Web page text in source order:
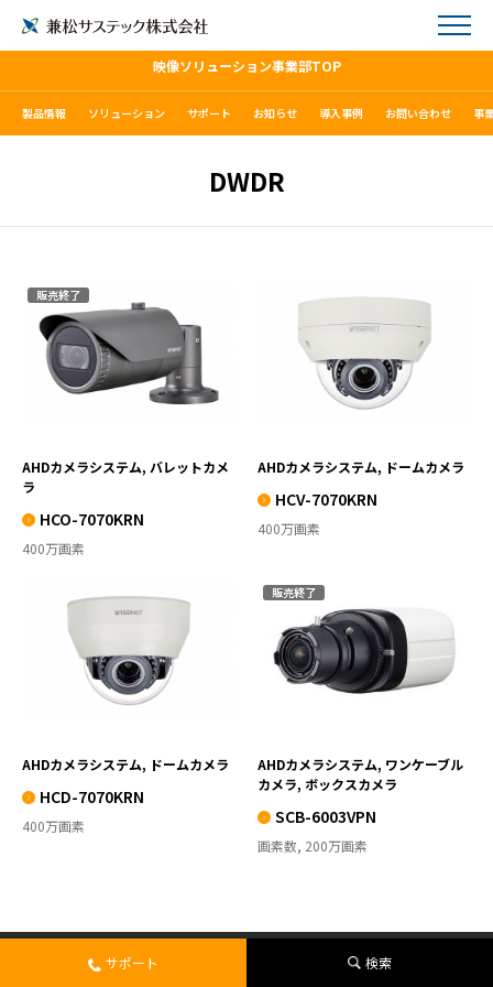
映像ソリューション事業部TOP
製品情報 ソリューション サポート お知らせ 導入事例 お問い合わせ 事
DWDR
販売終了
HCO-7070KRN
VIEW MORE
AHDカメラシステム, バレットカメ
ラ
HCO-7070KRN
400万画素
HCV-7070KRN
VIEW MORE
AHDカメラシステム, ドームカメラ
HCV-7070KRN
400万画素
HCD-7070KRN
VIEW MORE
AHDカメラシステム, ドームカメラ
HCD-7070KRN
400万画素
販売終了
SCB-6003VPN
VIEW MORE
AHDカメラシステム, ワンケーブル
カメラ, ボックスカメラ
SCB-6003VPN
画素数, 200万画素
サポート 検索